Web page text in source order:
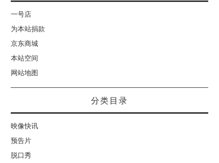
一号店
为本站捐款
京东商城
本站空间
网站地图
分类目录
映像快讯
预告片
脱口秀